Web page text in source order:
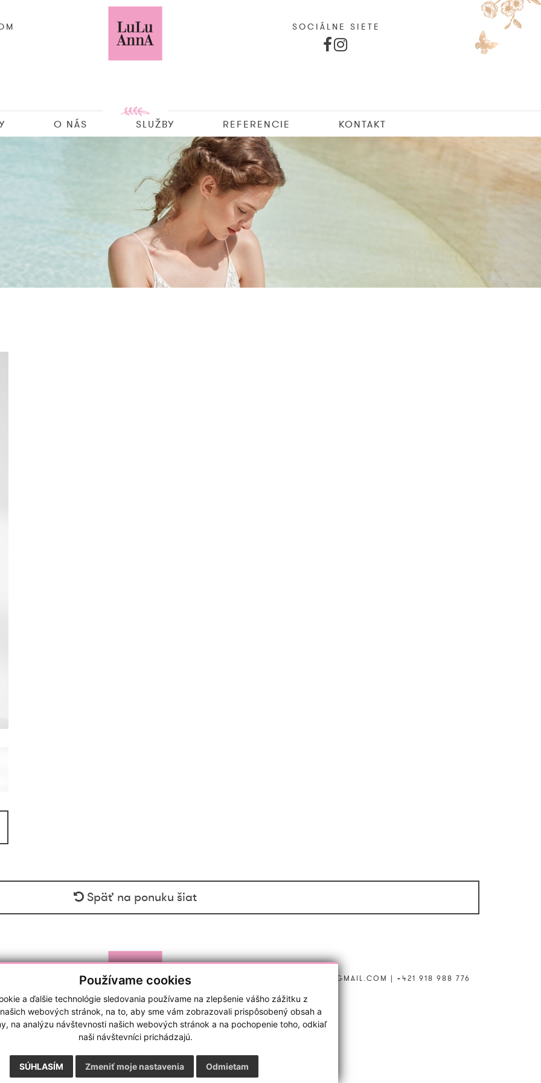
Používame cookies
a ďalšie technológie sledovania používame na zlepšenie vášho zážitku z
webových stránok, na to, aby sme vám zobrazovali prispôsobený obsah a
na analýzu návštevnosti našich webových stránok a na pochopenie toho, odkiaľ
naši návštevníci prichádzajú.
SÚHLASÍM Odmietam
Zmeniť moje nastavenia
SOCIÁLNE SIETE
O NÁS SLUŽBY REFERENCIE KONTAKT
Späť na ponuku šiat
SALONLULUANNA@GMAIL.COM | +421 918 988 776
GDPR| Cookies
webdesign| webex.sk